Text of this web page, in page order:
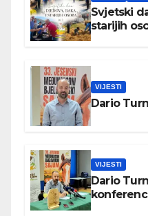
Svjetski
starijih
VIJESTI
Dario
VIJESTI
Dario